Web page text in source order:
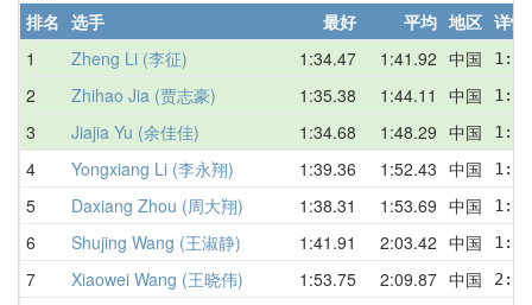
排名 选手 最好 平均 地区 详情
1
Zheng Li (李征) 1:34.47 1:41.92 中国
2 Zhihao Jia (贾志豪) 1:35.38 1:44.11 中国
3 Jiajia Yu (余佳佳) 1:34.68 1:48.29 中国
4 Yongxiang Li (李永翔) 1:39.36 1:52.43 中国
5 Daxiang Zhou (周大翔) 1:38.31 1:53.69 中国
6 Shujing Wang (王淑静) 1:41.91 2:03.42 中国
7 Xiaowei Wang (王晓伟) 1:53.75 2:09.87 中国